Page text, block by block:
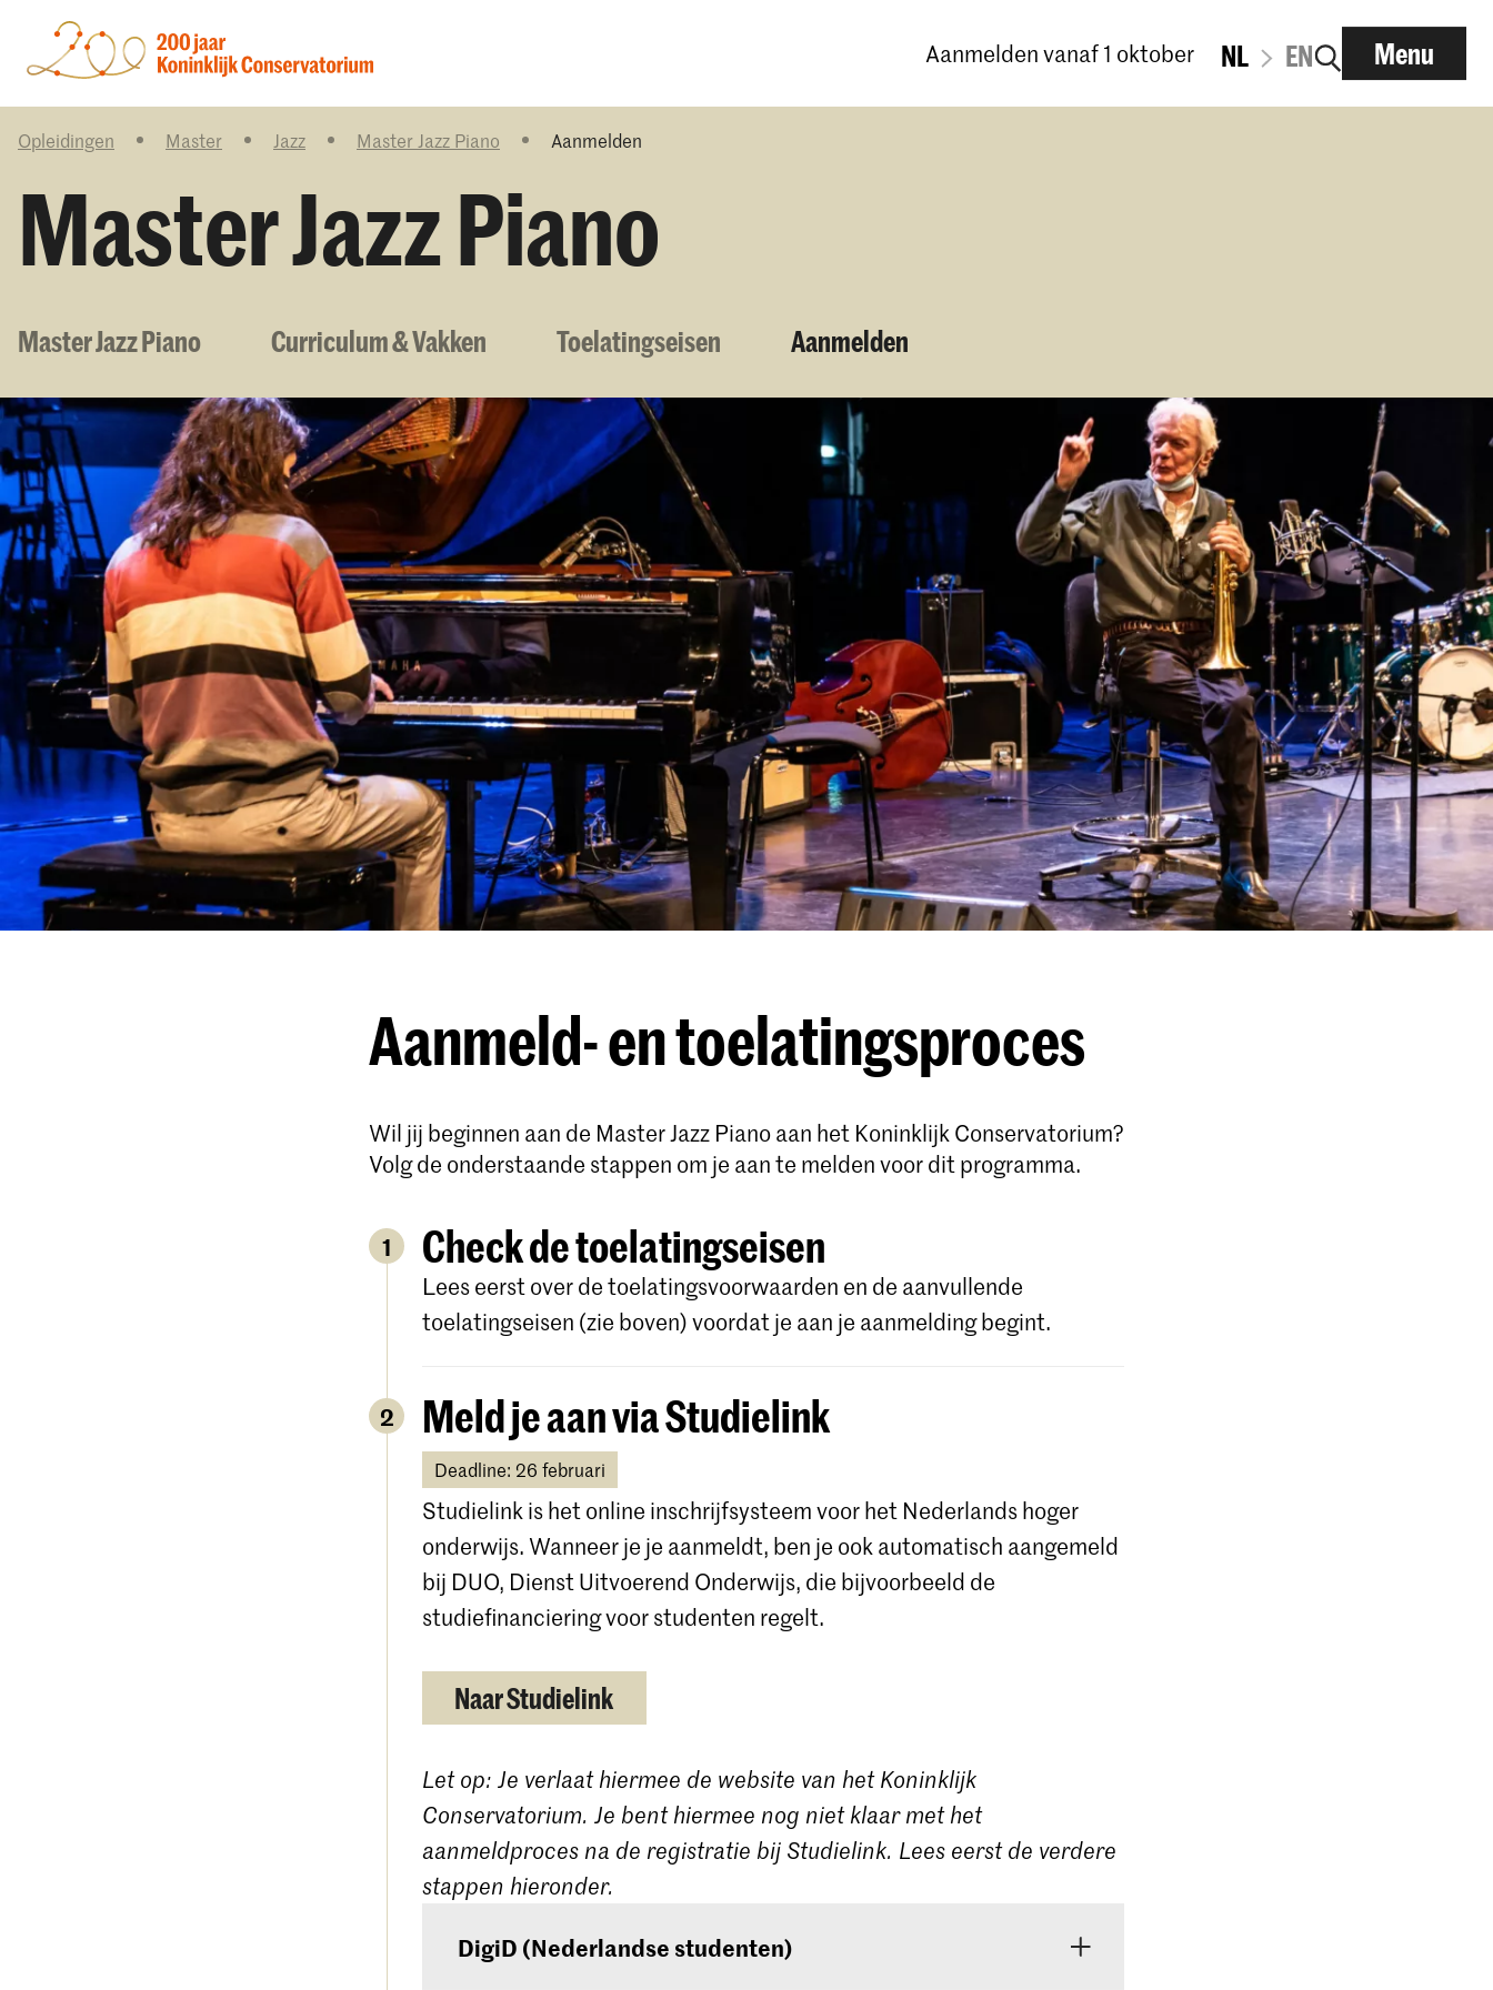
Aanmelden vanaf 1 oktober NL EN Menu
Opleidingen Master Jazz Master Jazz Piano Aanmelden
Master Jazz Piano
Master Jazz Piano Curriculum & Vakken Toelatingseisen Aanmelden
Aanmeld- en toelatingsproces
Wil jij beginnen aan de Master Jazz Piano aan het Koninklijk Conservatorium?
Volg de onderstaande stappen om je aan te melden voor dit programma.
1 Check de toelatingseisen
Lees eerst over de toelatingsvoorwaarden en de aanvullende
toelatingseisen (zie boven) voordat je aan je aanmelding begint.
2 Meld je aan via Studielink
Deadline: 26 februari
Studielink is het online inschrijfsysteem voor het Nederlands hoger
onderwijs. Wanneer je je aanmeldt, ben je ook automatisch aangemeld
bij DUO, Dienst Uitvoerend Onderwijs, die bijvoorbeeld de
studiefinanciering voor studenten regelt.
Naar Studielink
Let op: Je verlaat hiermee de website van het Koninklijk
Conservatorium. Je bent hiermee nog niet klaar met het
aanmeldproces na de registratie bij Studielink. Lees eerst de verdere
stappen hieronder.
DigiD (Nederlandse studenten)